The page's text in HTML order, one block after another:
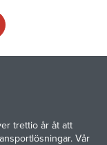
trettio år åt att
Vår